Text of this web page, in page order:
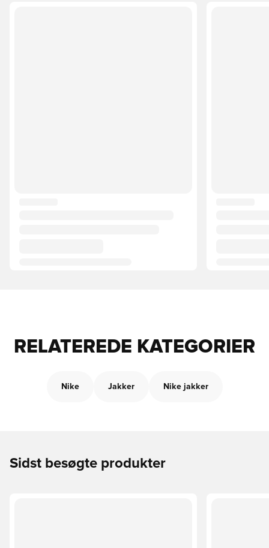
RELATEREDE KATEGORIER
Nike Jakker Nike jakker
Sidst besøgte produkter